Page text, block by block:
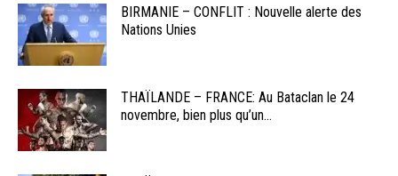
BIRMANIE – CONFLIT : Nouvelle alerte des
Nations Unies
THAÏLANDE – FRANCE: Au Bataclan le 24
novembre, bien plus qu’un...